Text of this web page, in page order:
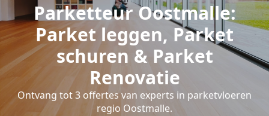
Parketteur Oostmalle:
Parket leggen, Parket
schuren & Parket
Renovatie
Ontvang tot 3 offertes van experts in parketvloeren
regio Oostmalle.